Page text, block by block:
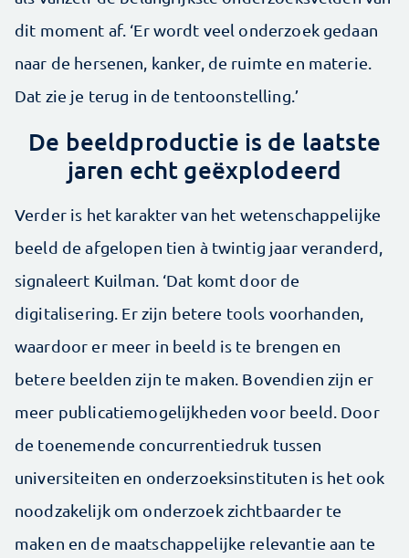
dit moment af. ‘Er wordt veel onderzoek gedaan
naar de hersenen, kanker, de ruimte en materie.
Dat zie je terug in de tentoonstelling.’
De beeldproductie is de laatste
jaren echt geëxplodeerd
Verder is het karakter van het wetenschappelijke
beeld de afgelopen tien à twintig jaar veranderd,
signaleert Kuilman. ‘Dat komt door de
digitalisering. Er zijn betere tools voorhanden,
waardoor er meer in beeld is te brengen en
betere beelden zijn te maken. Bovendien zijn er
meer publicatiemogelijkheden voor beeld. Door
de toenemende concurrentiedruk tussen
universiteiten en onderzoeksinstituten is het ook
noodzakelijk om onderzoek zichtbaarder te
maken en de maatschappelijke relevantie aan te